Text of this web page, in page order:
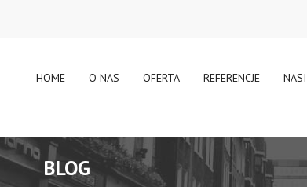
HOME O NAS OFERTA REFERENCJE
BLOG